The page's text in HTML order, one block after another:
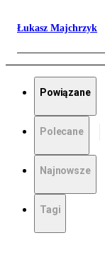
Łukasz Majchrzyk
Powiązane
Polecane
Najnowsze
Tagi